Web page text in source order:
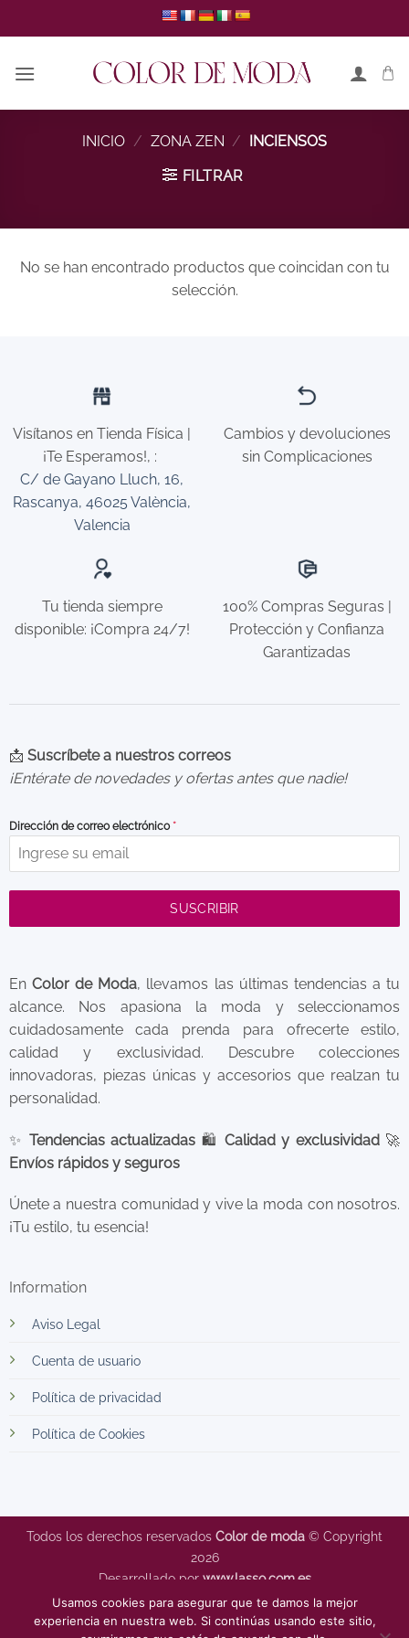
al
INICIO / ZONA ZEN / INCIENSOS
FILTRAR
No se han encontrado productos que coincidan con tu
selección.
Visítanos en Tienda Física |
¡Te Esperamos!, :
C/ de Gayano Lluch, 16,
Rascanya, 46025 València,
Valencia
Cambios y devoluciones
sin Complicaciones
Tu tienda siempre
disponible: ¡Compra 24/7!
100% Compras Seguras |
Protección y Confianza
Garantizadas
En Color de Moda, llevamos las últimas tendencias a tu
alcance. Nos apasiona la moda y seleccionamos
cuidadosamente cada prenda para ofrecerte estilo,
calidad y exclusividad. Descubre colecciones
innovadoras, piezas únicas y accesorios que realzan tu
personalidad.
✨ Tendencias actualizadas 🛍️ Calidad y exclusividad🚀
Envíos rápidos y seguros
Únete a nuestra comunidad y vive la moda con nosotros.
¡Tu estilo, tu esencia!
Information
Aviso Legal
Cuenta de usuario
Política de privacidad
Política de Cookies
📩 Suscríbete a nuestros correos
¡Entérate de novedades y ofertas antes que nadie!
Dirección de correo electrónico*
SUSCRIBIR
Todos los derechos reservados Color de moda © Copyright
2026
Desarrollado por www.lasso.com.es
Usamos cookies para asegurar que te damos la mejor
experiencia en nuestra web. Si continúas usando este sitio,